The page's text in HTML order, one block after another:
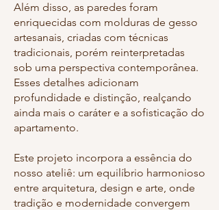
Além disso, as paredes foram
enriquecidas com molduras de gesso
artesanais, criadas com técnicas
tradicionais, porém reinterpretadas
sob uma perspectiva contemporânea.
Esses detalhes adicionam
profundidade e distinção, realçando
ainda mais o caráter e a sofisticação do
apartamento.
Este projeto incorpora a essência do
nosso ateliê: um equilíbrio harmonioso
entre arquitetura, design e arte, onde
tradição e modernidade convergem